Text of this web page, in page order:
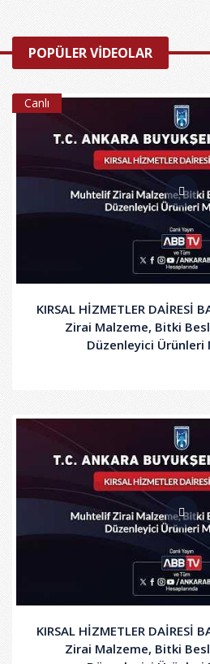
POPÜLER VİDEOLAR
Canlı
KIRSAL HİZMETLER DAİRESİ
Zirai Malzeme, Bitki
Düzenleyici Ürünleri
KIRSAL HİZMETLER DAİRESİ
Zirai Malzeme, Bitki